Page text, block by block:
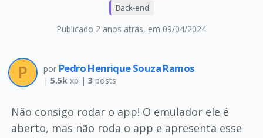
Publicado 2 anos atrás, em 09/04/2024
Back-end
por Pedro Henrique Souza Ramos
| 5.5kxp | 3 posts
Não consigo rodar o app! O emulador ele é
aberto, mas não roda o app e apresenta esse